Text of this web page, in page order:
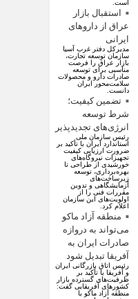
است.
استقبال بازار
عراق از دارو‌های
ایرانی
مدیرکل دفتر غرب آسیا
سازمان توسعه تجارت،
بازار عراق را فرصت
مناسبی برای توسعه
صادرات دارو و محصولات
سلامت‌محور ایران
دانست.
تضمین کیفیت؛
شرط توسعه
انرژی‌های تجدیدپذیر
رئیس سازمان ملی
استاندارد ایران با تأکید بر
ضرورت ارزیابی کیفیت
تجهیزات نیروگاه‌های
خورشیدی از طراحی تا
بهره‌برداری، توسعه
زیرساخت‌های
آزمایشگاهی و تدوین
مقررات فنی را از
اولویت‌های این سازمان
اعلام کرد.
منطقه آزاد ماکو
می‌تواند به دروازه
صادرات ایران به
آفریقا تبدیل شود
رئیس اتاق بازرگانی ایران
و آفریقا با تأکید بر
ظرفیت‌های گسترده بازار
کشور‌های آفریقایی گفت:
منطقه آزاد ماکو با